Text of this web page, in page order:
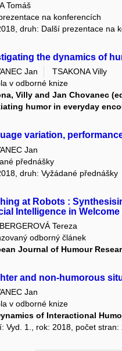
Tomáš
na konferencích
druh: Další prezentace na
the dynamics of
Jan
TSAKONA Villy
v odborné knize
Villy and Jan Chovanec
humor in everyday
variation,
Jan
přednášky
druh: Vyžádané přednášky
at Robots :
Intelligence in Welcome
Tereza
odborný článek
Journal of Humour
and non-humorous
Jan
v odborné knize
of Interactional
Vyd. 1., rok: 2018, počet stran: